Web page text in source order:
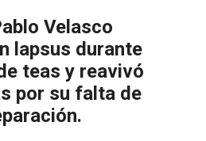
Velasco
lapsus durante
teas y reavivó
por su falta de